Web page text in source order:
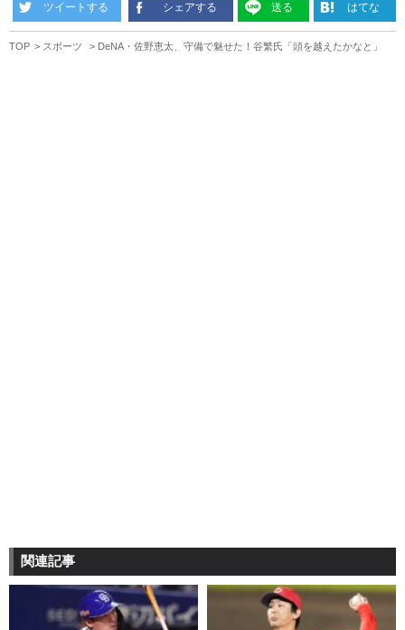
ツイートする シェアする 送る はてな
TOP スポーツ DeNA・佐野恵太、守備で魅せた！谷繁氏「頭を越えたかなと」
関連記事